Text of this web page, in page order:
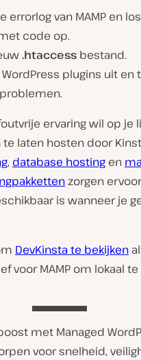
errorlog van MAMP en
code op.
.htaccess bestand.
WordPress plugins uit en
ervaring wil op je
laten hosten door
, database hosting en
zorgen
is wanneer je
DevKinsta te bekijken
voor MAMP om lokaal
met Managed
voor snelheid,